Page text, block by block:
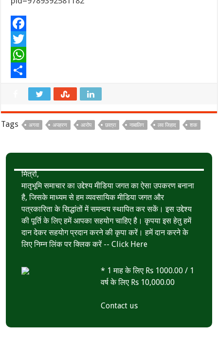
F
a
c
T
w
W
Tags अगवा अपहरण आरोप छात्रा नाबालिग लव जिहाद शक
मित्रों,
मातृभूमि समाचार का उद्देश्य मीडिया जगत का ऐसा उपकरण बनाना
है, जिसके माध्यम से हम व्यवसायिक मीडिया जगत और
पत्रकारिता के सिद्धांतों में समन्वय स्थापित कर सकें। इस उद्देश्य
की पूर्ति के लिए हमें आपका सहयोग चाहिए है। कृपया इस हेतु हमें
दान देकर सहयोग प्रदान करने की कृपा करें। हमें दान करने के
लिए निम्न लिंक पर क्लिक करें --Click Here
* 1 माह के लिए Rs 1000.00 / 1
वर्ष के लिए Rs 10,000.00
Contact us